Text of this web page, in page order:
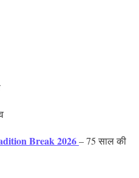
Break 2026– 75 साल की